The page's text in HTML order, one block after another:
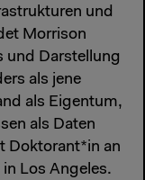
und
Morrison
und Darstellung
als jene
als Eigentum,
als Daten
Doktorant*in an
Los Angeles.